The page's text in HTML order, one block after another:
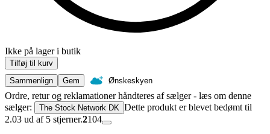
Ikke på lager i butik
Tilføj til kurv
Sammenlign
Gem Ønskeskyen
Ordre, retur og reklamationer håndteres af sælger - læs om denne
sælger:
The Stock Network DK Dette produkt er blevet bedømt til
2.03 ud af 5 stjerner.2104